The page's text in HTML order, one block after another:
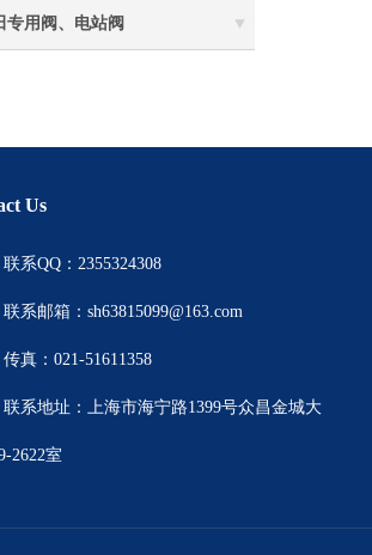
专用阀、电站阀
Us
联系QQ：2355324308
联系邮箱：sh63815099@163.com
传真：021-51611358
联系地址：上海市海宁路1399号众昌金城大
2622室